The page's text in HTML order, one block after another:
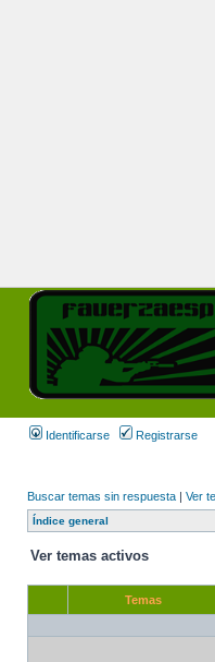
Identificarse Registrarse
Buscar temas sin respuesta | Ver
Índice general
Ver temas activos
Temas